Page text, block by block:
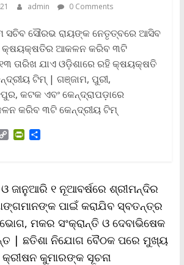
admin 0 Comments
ସଚିବ ସୌରଭ ରାୟଙ୍କ ନେତୃତ୍ବରେ ଆସିବ
କ୍ଷୟକ୍ଷତିର ଆକଳନ କରିବ ୩ଟି
ତାରିଖ ଯାଏ ଓଡ଼ିଶାରେ ରହି କ୍ଷୟକ୍ଷତି
ଟିମ୍ | ଗଞ୍ଜାମ, ପୁରୀ,
କଟକ ଏବଂ କେନ୍ଦ୍ରାପଡ଼ାରେ
କରିବ ୩ଟି କେନ୍ଦ୍ରୀୟ ଟିମ୍
C
i
n
k
P
F
r
i
e
n
d
l
S
ଜାନୁଆରି ୧ ନୂଆବର୍ଷରେ ଶ୍ରୀମନ୍ଦିର
ପାଇଁ କରାଯିବ ସ୍ବତନ୍ତ୍ର
ମକର ସଂକ୍ରାନ୍ତି ଓ ଦେବାଭିଷେକ
| ଛତିଶା ନିଯୋଗ ବୈଠକ ପରେ ମୁଖ୍ୟ
କୁମାରଙ୍କ ସୂଚନା